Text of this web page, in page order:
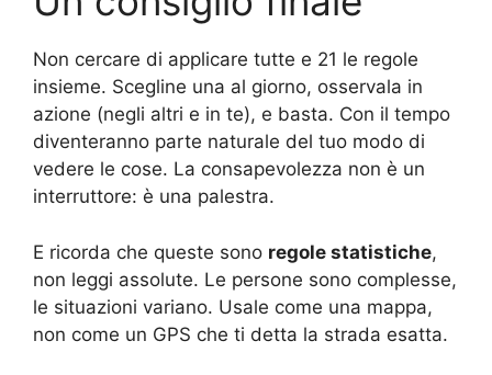
Non cercare di applicare tutte e 21 le regole
insieme. Scegline una al giorno, osservala in
azione (negli altri e in te), e basta. Con il tempo
diventeranno parte naturale del tuo modo di
vedere le cose. La consapevolezza non è un
interruttore: è una palestra.
E ricorda che queste sono regole statistiche,
non leggi assolute. Le persone sono complesse,
le situazioni variano. Usale come una mappa,
non come un GPS che ti detta la strada esatta.